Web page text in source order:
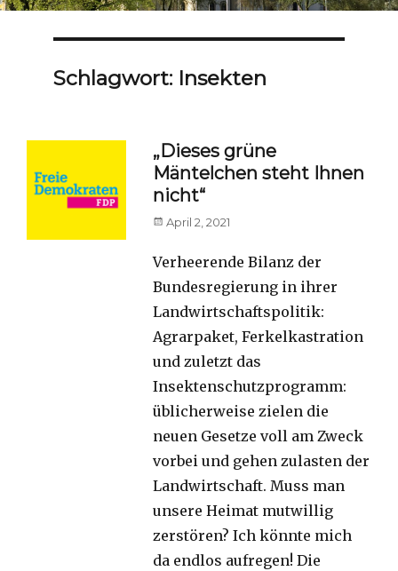
Schlagwort: Insekten
„Dieses grüne
Mäntelchen steht Ihnen
nicht“
Posted
April 2, 2021
Verheerende Bilanz der
Bundesregierung in ihrer
Landwirtschaftspolitik:
Agrarpaket, Ferkelkastration
und zuletzt das
Insektenschutzprogramm:
üblicherweise zielen die
neuen Gesetze voll am Zweck
vorbei und gehen zulasten der
Landwirtschaft. Muss man
unsere Heimat mutwillig
zerstören? Ich könnte mich
da endlos aufregen! Die